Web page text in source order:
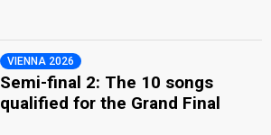
VIENNA 2026
Semi-final 2: The 10 songs
qualified for the Grand Final